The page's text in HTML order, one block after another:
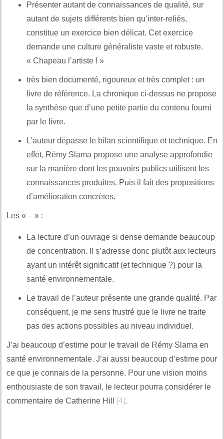
Présenter autant de connaissances de qualité, sur
autant de sujets différents bien qu’inter-reliés,
constitue un exercice bien délicat. Cet exercice
demande une culture généraliste vaste et robuste.
« Chapeau l’artiste ! »
très bien documenté, rigoureux et très complet : un
livre de référence. La chronique ci-dessus ne propose
la synthèse que d’une petite partie du contenu fourni
par le livre.
L’auteur dépasse le bilan scientifique et technique. En
effet, Rémy Slama propose une analyse approfondie
sur la manière dont les pouvoirs publics utilisent les
connaissances produites. Puis il fait des propositions
d’amélioration concrètes.
Les « – » :
La lecture d’un ouvrage si dense demande beaucoup
de concentration. Il s’adresse donc plutôt aux lecteurs
ayant un intérêt significatif (et technique ?) pour la
santé environnementale.
Le travail de l’auteur présente une grande qualité. Par
conséquent, je me sens frustré que le livre ne traite
pas des actions possibles au niveau individuel.
J’ai beaucoup d’estime pour le travail de Rémy Slama en
santé environnementale. J’ai aussi beaucoup d’estime pour
ce que je connais de la personne. Pour une vision moins
enthousiaste de son travail, le lecteur pourra considérer le
commentaire de Catherine Hill
[4].